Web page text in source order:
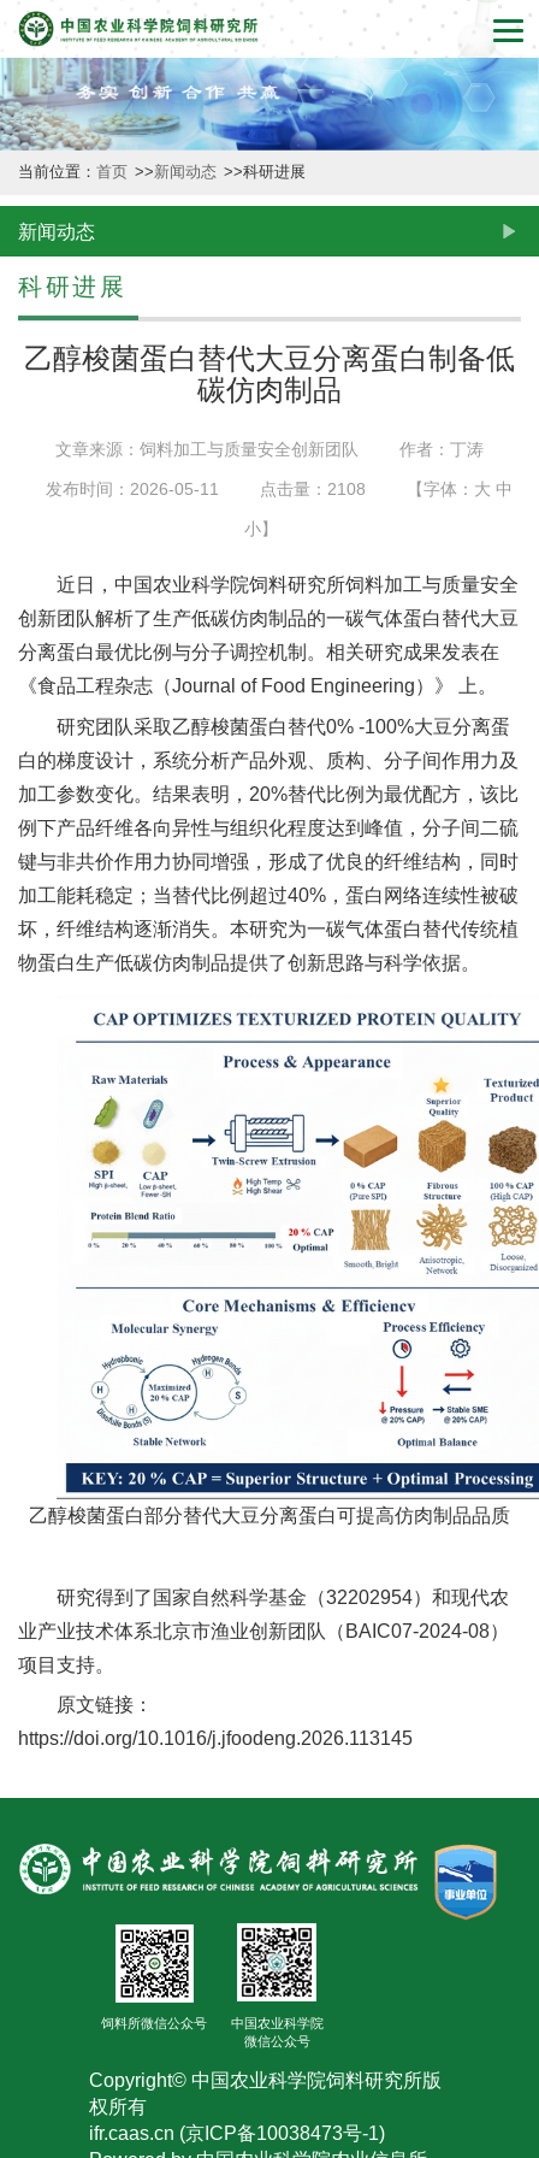
首
页
本
所
概
新
闻
团
队
技
平
台
成
果
合
作
作
当前位置： 首页 >>新闻动态 >>科研进展
新闻动态
科研进展
乙醇梭菌蛋白替代大豆分离蛋白制备低
碳仿肉制品
文章来源：饲料加工与质量安全创新团队 作者：丁涛
发布时间：2026-05-11 点击量： 2108 【字体： 大 中
小】
近日，中国农业科学院饲料研究所饲料加工与质量安全
创新团队解析了生产低碳仿肉制品的一碳气体蛋白替代大豆
分离蛋白最优比例与分子调控机制。相关研究成果发表在
《食品工程杂志（Journal of Food Engineering）》 上。
研究团队采取乙醇梭菌蛋白替代0% -100%大豆分离蛋
白的梯度设计，系统分析产品外观、质构、分子间作用力及
加工参数变化。结果表明，20%替代比例为最优配方，该比
例下产品纤维各向异性与组织化程度达到峰值，分子间二硫
键与非共价作用力协同增强，形成了优良的纤维结构，同时
加工能耗稳定；当替代比例超过40%，蛋白网络连续性被破
坏，纤维结构逐渐消失。本研究为一碳气体蛋白替代传统植
物蛋白生产低碳仿肉制品提供了创新思路与科学依据。
乙醇梭菌蛋白部分替代大豆分离蛋白可提高仿肉制品品质
研究得到了国家自然科学基金（32202954）和现代农
业产业技术体系北京市渔业创新团队（BAIC07-2024-08）
项目支持。
原文链接：
https://doi.org/10.1016/j.jfoodeng.2026.113145
饲料所微信公众号
中国农业科学院
微信公众号
Copyright© 中国农业科学院饲料研究所版
权所有
ifr.caas.cn (京ICP备10038473号-1)